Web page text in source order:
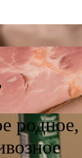
родное,